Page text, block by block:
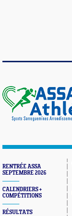
RENTRÉE ASSA
SEPTEMBRE 2026
CALENDRIERS +
COMPÉTITIONS
RÉSULTATS